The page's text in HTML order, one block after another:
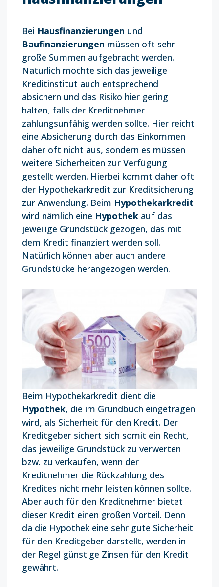
Bei Hausfinanzierungen und
Baufinanzierungen müssen oft sehr
große Summen aufgebracht werden.
Natürlich möchte sich das jeweilige
Kreditinstitut auch entsprechend
absichern und das Risiko hier gering
halten, falls der Kreditnehmer
zahlungsunfähig werden sollte. Hier reicht
eine Absicherung durch das Einkommen
daher oft nicht aus, sondern es müssen
weitere Sicherheiten zur Verfügung
gestellt werden. Hierbei kommt daher oft
der Hypothekarkredit zur Kreditsicherung
zur Anwendung. Beim Hypothekarkredit
wird nämlich eine Hypothek auf das
jeweilige Grundstück gezogen, das mit
dem Kredit finanziert werden soll.
Natürlich können aber auch andere
Grundstücke herangezogen werden.
Beim Hypothekarkredit dient die
Hypothek, die im Grundbuch eingetragen
wird, als Sicherheit für den Kredit. Der
Kreditgeber sichert sich somit ein Recht,
das jeweilige Grundstück zu verwerten
bzw. zu verkaufen, wenn der
Kreditnehmer die Rückzahlung des
Kredites nicht mehr leisten können sollte.
Aber auch für den Kreditnehmer bietet
dieser Kredit einen großen Vorteil. Denn
da die Hypothek eine sehr gute Sicherheit
für den Kreditgeber darstellt, werden in
der Regel günstige Zinsen für den Kredit
gewährt.